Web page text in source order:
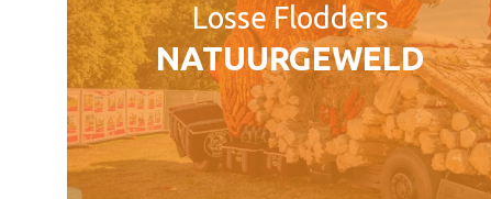
Losse Flodders
NATUURGEWELD